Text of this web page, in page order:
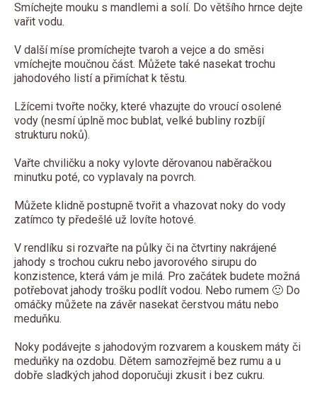
Smíchejte mouku s mandlemi a solí. Do většího hrnce dejte
vařit vodu.
V další míse promíchejte tvaroh a vejce a do směsi
vmíchejte moučnou část. Můžete také nasekat trochu
jahodového listí a přimíchat k těstu.
Lžícemi tvořte nočky, které vhazujte do vroucí osolené
vody (nesmí úplně moc bublat, velké bubliny rozbíjí
strukturu noků).
Vařte chviličku a noky vylovte děrovanou naběračkou
minutku poté, co vyplavaly na povrch.
Můžete klidně postupně tvořit a vhazovat noky do vody
zatímco ty předešlé už lovíte hotové.
V rendlíku si rozvařte na půlky či na čtvrtiny nakrájené
jahody s trochou cukru nebo javorového sirupu do
konzistence, která vám je milá. Pro začátek budete možná
potřebovat jahody trošku podlít vodou. Nebo rumem 🙂 Do
omáčky můžete na závěr nasekat čerstvou mátu nebo
meduňku.
Noky podávejte s jahodovým rozvarem a kouskem máty či
meduňky na ozdobu. Dětem samozřejmě bez rumu a u
dobře sladkých jahod doporučuji zkusit i bez cukru.